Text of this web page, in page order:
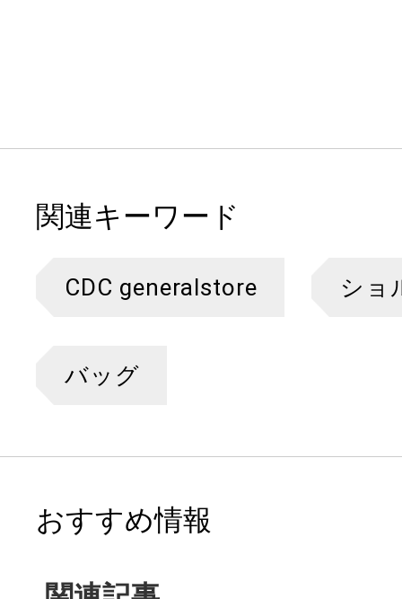
関連キーワード
CDC generalstore ショ
バッグ
おすすめ情報